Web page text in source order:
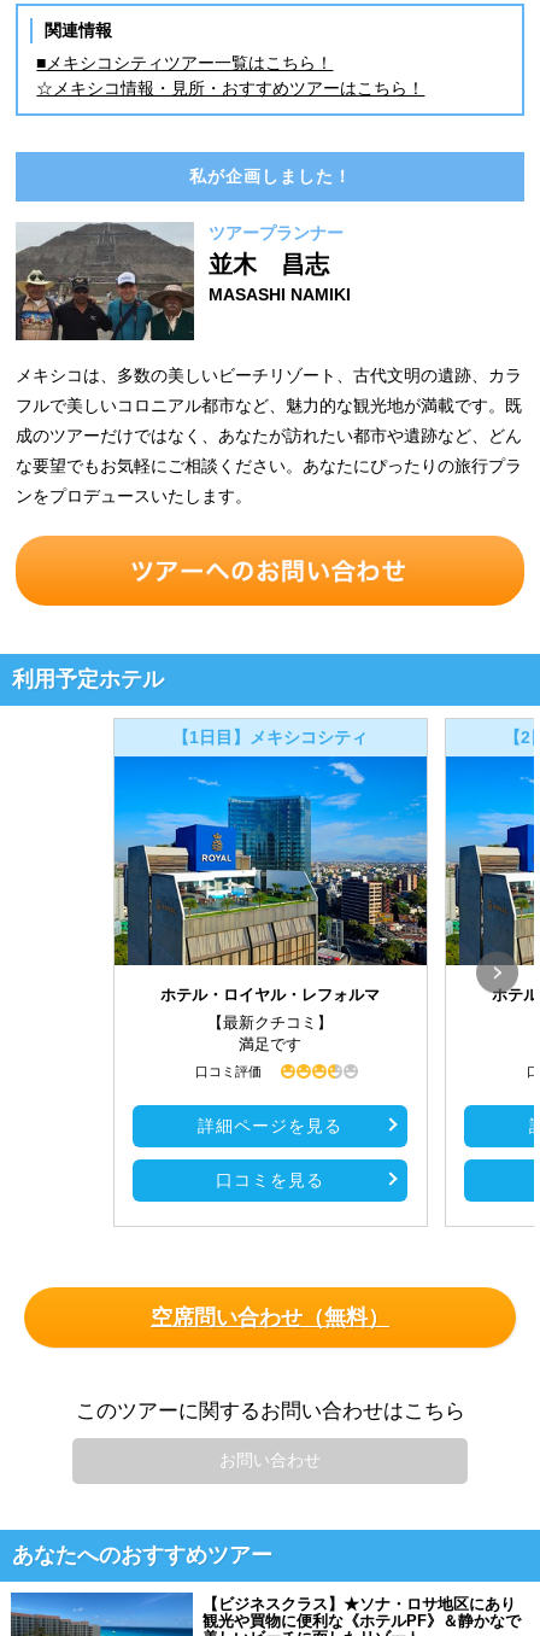
関連情報
■メキシコシティツアー一覧はこちら！
☆メキシコ情報・見所・おすすめツアーはこちら！
私が企画しました！
ツアープランナー
並木 昌志
MASASHI NAMIKI
メキシコは、多数の美しいビーチリゾート、古代文明の遺跡、カラ
フルで美しいコロニアル都市など、魅力的な観光地が満載です。既
成のツアーだけではなく、あなたが訪れたい都市や遺跡など、どん
な要望でもお気軽にご相談ください。あなたにぴったりの旅行プラ
ンをプロデュースいたします。
利用予定ホテル
【1日目】メキシコシティ
ホテル・ロイヤル・レフォルマ
【最新クチコミ】
満足です
口コミ評価
詳細ページを見る
口コミを見る
【
ホテ
空席問い合わせ（無料）
このツアーに関するお問い合わせはこちら
お問い合わせ
あなたへのおすすめツアー
【ビジネスクラス】★ソナ・ロサ地区にあり
観光や買物に便利な《ホテルPF》＆静かなで